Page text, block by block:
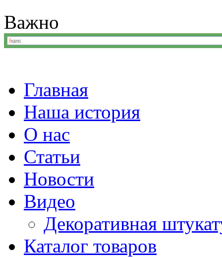
Важно
Главная
Наша история
О нас
Статьи
Новости
Видео
Декоративная
Каталог товаров